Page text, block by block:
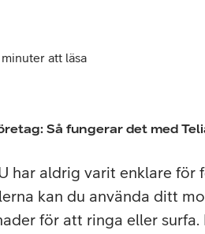
Samsung
Surfplattor
DDoS
Smart
minuter att läsa
Så fungerar det med
har aldrig varit enklare för
kan du använda ditt
för att ringa eller surfa.